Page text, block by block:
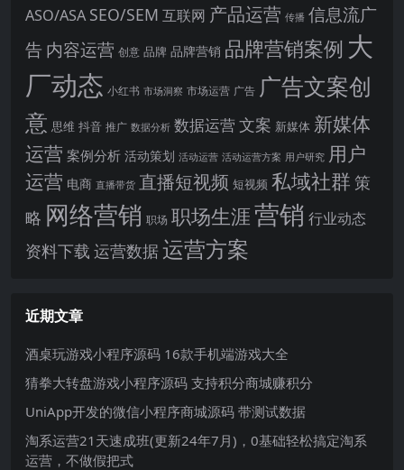
ASO/ASA SEO/SEM 互联网 产品运营 传播 信息流广
告 内容运营 创意 品牌 品牌营销 品牌营销案例 大
厂动态 小红书 市场洞察 市场运营 广告 广告文案创
意 思维 抖音 推广 数据分析 数据运营 文案 新媒体 新媒体
运营 案例分析 活动策划 活动运营 活动运营方案 用户研究 用户
运营 电商 直播带货 直播短视频 短视频 私域社群 策
略 网络营销 职场 职场生涯营销 行业动态
资料下载 运营数据运营方案
近期文章
酒桌玩游戏小程序源码 16款手机端游戏大全
猜拳大转盘游戏小程序源码 支持积分商城赚积分
UniApp开发的微信小程序商城源码 带测试数据
淘系运营21天速成班(更新24年7月)，0基础轻松搞定淘系
运营，不做假把式